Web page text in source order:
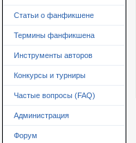
Статьи о фанфикшене
Термины фанфикшена
Инструменты авторов
Конкурсы и турниры
Частые вопросы (FAQ)
Администрация
Форум